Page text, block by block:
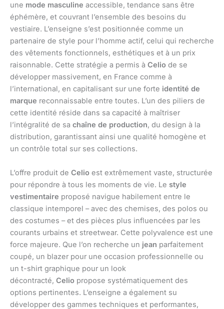
une mode masculine accessible, tendance sans être
éphémère, et couvrant l’ensemble des besoins du
vestiaire. L’enseigne s’est positionnée comme un
partenaire de style pour l’homme actif, celui qui recherche
des vêtements fonctionnels, esthétiques et à un prix
raisonnable. Cette stratégie a permis à Celio de se
développer massivement, en France comme à
l’international, en capitalisant sur une forte identité de
marque reconnaissable entre toutes. L’un des piliers de
cette identité réside dans sa capacité à maîtriser
l’intégralité de sa chaîne de production, du design à la
distribution, garantissant ainsi une qualité homogène et
un contrôle total sur ses collections.
L’offre produit de Celio est extrêmement vaste, structurée
pour répondre à tous les moments de vie. Le style
vestimentaire proposé navigue habilement entre le
classique intemporel – avec des chemises, des polos ou
des costumes – et des pièces plus influencées par les
courants urbains et streetwear. Cette polyvalence est une
force majeure. Que l’on recherche un jean parfaitement
coupé, un blazer pour une occasion professionnelle ou
un t-shirt graphique pour un look
décontracté, Celio propose systématiquement des
options pertinentes. L’enseigne a également su
développer des gammes techniques et performantes,